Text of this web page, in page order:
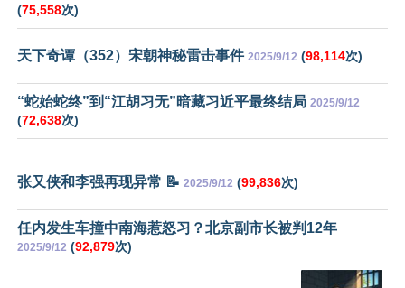
(75,558次)
天下奇谭（352）宋朝神秘雷击事件 2025/9/12 (98,114次)
“蛇始蛇终”到“江胡习无”暗藏习近平最终结局 2025/9/12
(72,638次)
张又侠和李强再现异常 📝 2025/9/12 (99,836次)
任内发生车撞中南海惹怒习？北京副市长被判12年
2025/9/12 (92,879次)